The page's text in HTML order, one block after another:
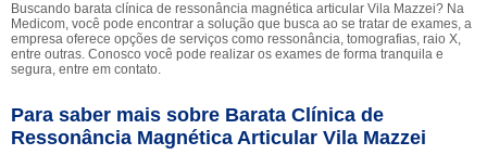
Buscando barata clínica de ressonância magnética articular Vila Mazzei? Na
Medicom, você pode encontrar a solução que busca ao se tratar de exames, a
empresa oferece opções de serviços como ressonância, tomografias, raio X,
entre outras. Conosco você pode realizar os exames de forma tranquila e
segura, entre em contato.
Para saber mais sobre Barata Clínica de
Ressonância Magnética Articular Vila Mazzei